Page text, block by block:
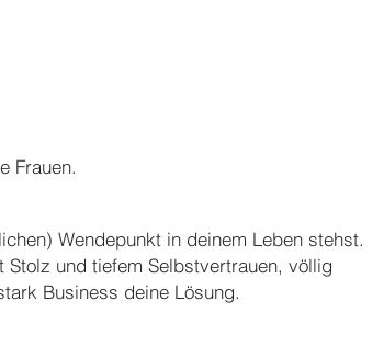
Wendepunkt in deinem Leben stehst.
und tiefem Selbstvertrauen, völlig
Business deine Lösung.
Frauen.